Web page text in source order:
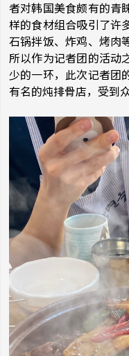
者对韩国美食颇有的青
样的食材组合吸引了许
石锅拌饭、炸鸡、烤肉
所以作为记者团的活动
少的一环，此次记者团
有名的炖排骨店，受到